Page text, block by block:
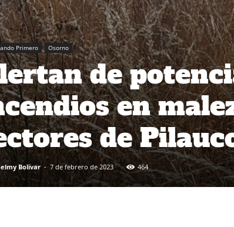
Primero Osorno
de
en
de
Bolivar - 7 de febrero de 2023 464